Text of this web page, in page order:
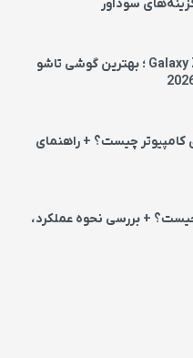
بررسی Galaxy Z Fold8 Ultra ؛ بهترین گوشی تاشو
کامپیوتر چیست؟ + راهنمای
+ بررسی نحوه عملکرد،